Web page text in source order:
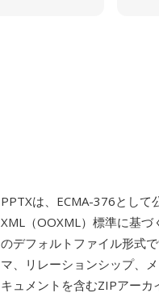
PPTXは、ECMA-376とし
XML（OOXML）標準に基
のデフォルトファイル形式
マ、リレーションシップ、
キュメントを含むZIPアー